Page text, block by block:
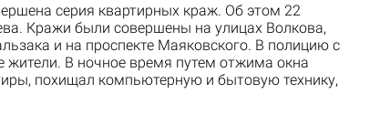
серия квартирных краж. Об этом 22
Кражи были совершены на улицах Волкова,
и на проспекте Маяковского. В полицию с
жители. В ночное время путем отжима окна
похищал компьютерную и бытовую технику,